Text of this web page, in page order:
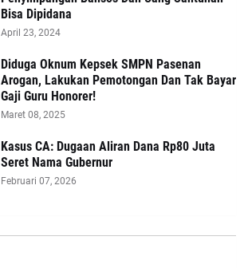
Bisa Dipidana
April 23, 2024
Diduga Oknum Kepsek SMPN Pasenan
Arogan, Lakukan Pemotongan Dan Tak Bayar
Gaji Guru Honorer!
Maret 08, 2025
Kasus CA: Dugaan Aliran Dana Rp80 Juta
Seret Nama Gubernur
Februari 07, 2026